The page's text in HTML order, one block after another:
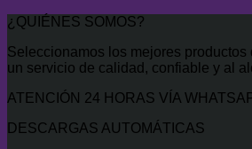
$300.00.$29.99.
original
$500.00.
actual
$47.00.
¿QUIÉNES SOMOS?
Seleccionamos los mejores productos
un servicio de calidad, confiable y al
ATENCIÓN 24 HORAS VÍA
DESCARGAS AUTOMÁTICAS